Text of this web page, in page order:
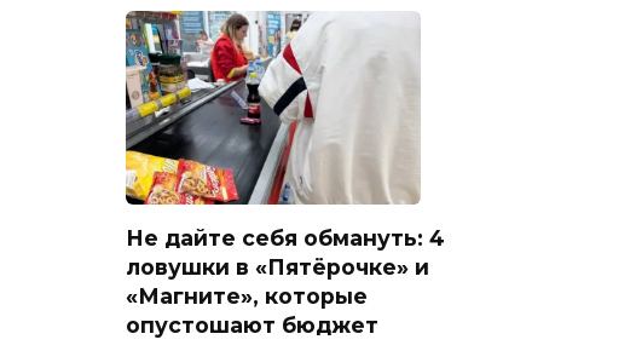
Не дайте себя обмануть: 4
ловушки в «Пятёрочке» и
«Магните», которые
опустошают бюджет